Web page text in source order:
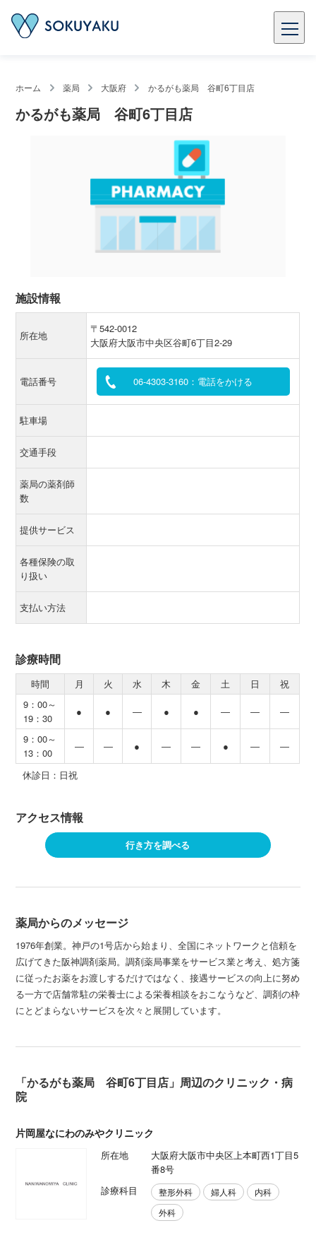
ホーム 薬局 大阪府 かるがも薬局 谷町6丁目店
かるがも薬局 谷町6丁目店
施設情報
所在地
〒542-0012
大阪府大阪市中央区谷町6丁目2-29
電話番号 06-4303-3160：電話をかける
駐車場
交通手段
薬局の薬剤師
数
提供サービス
各種保険の取
り扱い
支払い方法
診療時間
時間 月 火 水 木 金 土 日
祝
9：00～
19：30
● ● ― ● ● ― ― ―
9：00～
13：00
― ― ● ― ― ● ― ―
休診日：日祝
アクセス情報
行き方を調べる
薬局からのメッセージ
1976年創業。神戸の1号店から始まり、全国にネットワークと信頼を
広げてきた阪神調剤薬局。調剤薬局事業をサービス業と考え、処方箋
に従ったお薬をお渡しするだけではなく、接遇サービスの向上に努め
る一方で店舗常駐の栄養士による栄養相談をおこなうなど、調剤の枠
にとどまらないサービスを次々と展開しています。
「かるがも薬局 谷町6丁目店」周辺のクリニック・病
院
片岡屋なにわのみやクリニック
所在地
大阪府大阪市中央区上本町西1丁目5
番8号
診療科目
整形外科 婦人科
内科
外科